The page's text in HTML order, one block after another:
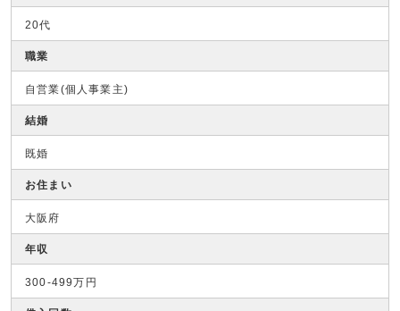
20代
職業
自営業(個人事業主)
結婚
既婚
お住まい
大阪府
年収
300-499万円